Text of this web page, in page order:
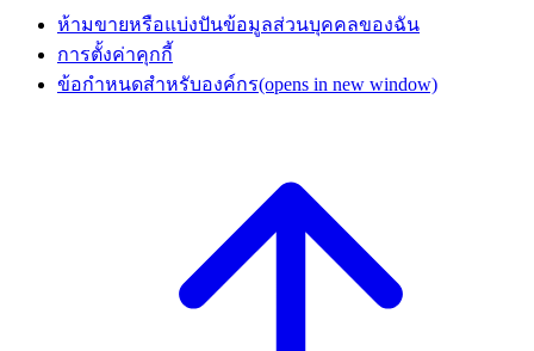
ห้ามขายหรือแบ่งปันข้อมูลส่วนบุคคลของฉัน
การตั้งค่าคุกกี้
ข้อกำหนดสำหรับองค์กร(opens in new window)